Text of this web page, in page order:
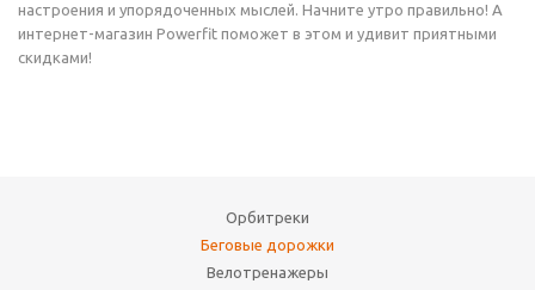
настроения и упорядоченных мыслей. Начните утро правильно! А
интернет-магазин Powerfit поможет в этом и удивит приятными
скидками!
Орбитреки
Беговые дорожки
Велотренажеры